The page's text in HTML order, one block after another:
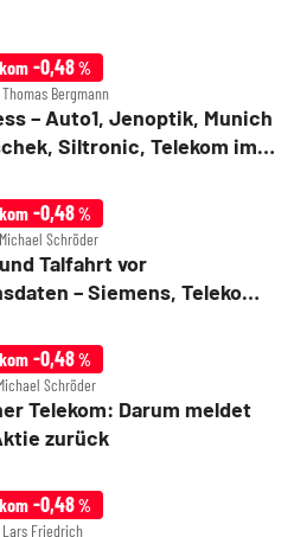
-0,48%
Bergmann
– Auto1, Jenoptik, Munich
Siltronic, Telekom im
-0,48%
Schröder
Talfahrt vor
– Siemens, Telekom
-0,48%
Schröder
Telekom: Darum meldet
zurück
-0,48%
Lars Friedrich